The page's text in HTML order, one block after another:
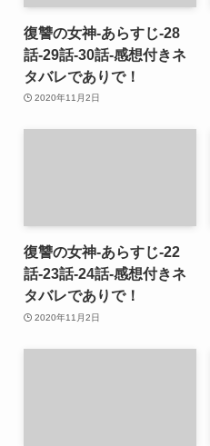
復讐の女神-あらすじ-28
話-29話-30話-感想付きネ
タバレでありで！
2020年11月2日
復讐の女神-あらすじ-22
話-23話-24話-感想付きネ
タバレでありで！
2020年11月2日